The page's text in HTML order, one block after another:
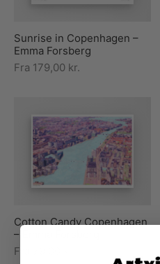
Sunrise in Copenhagen –
Emma Forsberg
Fra 179,00 kr.
Cotton Candy Copenhagen
– Emma Forsberg
Fra